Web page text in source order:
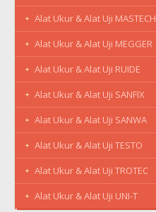
Alat Ukur & Alat Uji MASTECH
Alat Ukur & Alat Uji MEGGER
Alat Ukur & Alat Uji RUIDE
Alat Ukur & Alat Uji SANFIX
Alat Ukur & Alat Uji SANWA
Alat Ukur & Alat Uji TESTO
Alat Ukur & Alat Uji TROTEC
Alat Ukur & Alat Uji UNI-T